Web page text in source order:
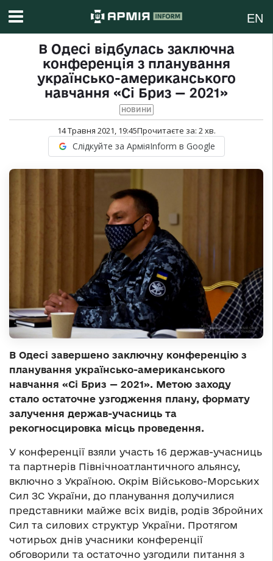
EN
В Одесі відбулась заключна
конференція з планування
українсько-американського
навчання «Сі Бриз — 2021»
НОВИНИ
14 Травня 2021, 19:45Прочитаєте за: 2хв.
Слідкуйте за АрміяInform в Google
В Одесі завершено заключну конференцію з
планування українсько-американського
навчання «Сі Бриз — 2021». Метою заходу
стало остаточне узгодження плану, формату
залучення держав-учасниць та
рекогносцировка місць проведення.
У конференції взяли участь 16 держав-учасниць
та партнерів Північноатлантичного альянсу,
включно з Україною. Окрім Військово-Морських
Сил ЗС України, до планування долучилися
представники майже всіх видів, родів Збройних
Сил та силових структур України. Протягом
чотирьох днів учасники конференції
обговорили та остаточно узгодили питання з